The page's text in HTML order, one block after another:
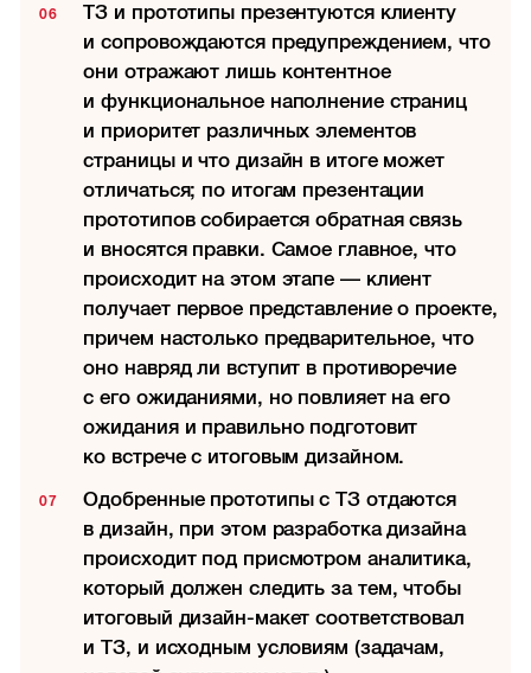
ТЗ и прототипы презентуются клиенту
и сопровождаются предупреждением, что
они отражают лишь контентное
и функциональное наполнение страниц
и приоритет различных элементов
страницы и что дизайн в итоге может
отличаться; по итогам презентации
прототипов собирается обратная связь
и вносятся правки. Самое главное, что
происходит на этом этапе — клиент
получает первое представление о проекте,
причем настолько предварительное, что
оно навряд ли вступит в противоречие
с его ожиданиями, но повлияет на его
ожидания и правильно подготовит
ко встрече с итоговым дизайном.
Одобренные прототипы с ТЗ отдаются
в дизайн, при этом разработка дизайна
происходит под присмотром аналитика,
который должен следить за тем, чтобы
итоговый дизайн-макет соответствовал
и ТЗ, и исходным условиям (задачам,